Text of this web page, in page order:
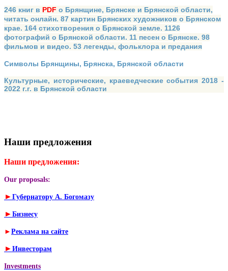
246 книг в PDF о Брянщине, Брянске и Брянской области,
читать онлайн. 87 картин Брянских художников о Брянском
крае. 164 стихотворения о Брянской земле. 1126
фотографий о Брянской области. 11 песен о Брянске. 98
фильмов и видео. 53 легенды, фольклора и предания
Символы Брянщины, Брянска, Брянской области
Культурные, исторические, краеведческие события 2018 -
2022 г.г. в Брянской области
Наши предложения
Наши предложения:
Our proposals:
► Губернатору А. Богомазу
► Бизнесу
► Реклама на сайте
► Инвесторам
Investments